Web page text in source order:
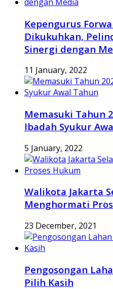
Kepengurus
Dikukuhkan,
Sinergi dengan
11 January, 2022
Memasuki Tahun
Ibadah Syukur
5 January, 2022
Walikota Jakarta
Menghormati
23 December, 2021
Pengosongan
Pilih Kasih